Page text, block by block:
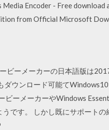
Encoder - Free download
from Official Microsoft
ーメーカーの日本語版は
ウンロード可能て
ーメーカーやWindows
です。 しかし既にサポート